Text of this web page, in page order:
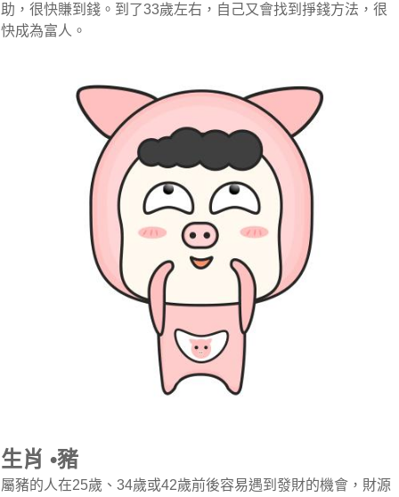
助，很快賺到錢。到了33歲左右，自己又會找到掙錢方法，很
快成為富人。
生肖 •豬
屬豬的人在25歲、34歲或42歲前後容易遇到發財的機會，財源